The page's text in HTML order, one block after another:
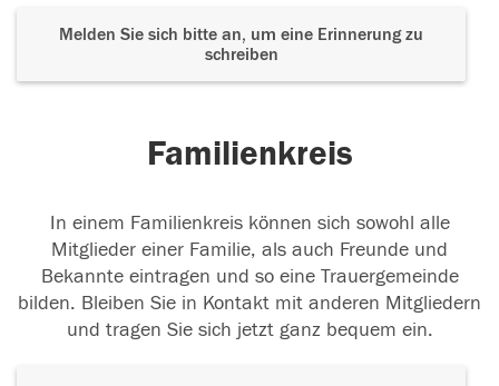
Melden Sie sich bitte an, um eine Erinnerung zu
schreiben
Familienkreis
In einem Familienkreis können sich sowohl alle
Mitglieder einer Familie, als auch Freunde und
Bekannte eintragen und so eine Trauergemeinde
bilden. Bleiben Sie in Kontakt mit anderen Mitgliedern
und tragen Sie sich jetzt ganz bequem ein.